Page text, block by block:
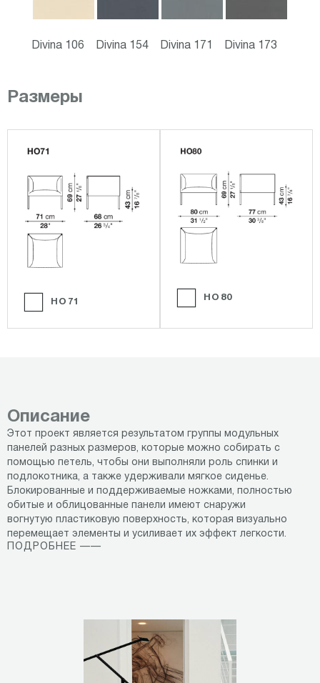
Divina 106 Divina 154 Divina 171 Divina 173
Размеры
HO71 HO80
Описание
Этот проект является результатом группы модульных
панелей разных размеров, которые можно собирать с
помощью петель, чтобы они выполняли роль спинки и
подлокотника, а также удерживали мягкое сиденье.
Блокированные и поддерживаемые ножками, полностью
обитые и облицованные панели имеют снаружи
вогнутую пластиковую поверхность, которая визуально
перемещает элементы и усиливает их эффект легкости.
ПОДРОБНЕЕ ——